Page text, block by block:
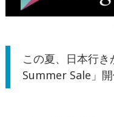
この夏、日本行
Summer Sale」